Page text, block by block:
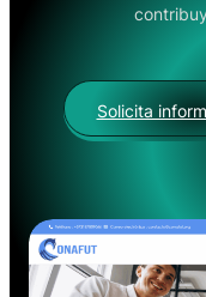
Solicita